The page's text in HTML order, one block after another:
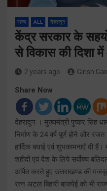
राज्य ALL देहरादून
केंद्र सरकार के
से विकास की दिशा
2 years ago Girish
Share Now
देहरादून । मुख्यमंत्री पुष्कर सिंह
निर्माण के 24 वर्ष पूर्ण होने और
हार्दिक बधाई एवं शुभकामनाएँ दी
शहीदों एवं देश के लिये सर्वाेच्च
अर्पित करते हुए उत्तराखण्ड की
रत्न अटल बिहारी बाजपेई को भी